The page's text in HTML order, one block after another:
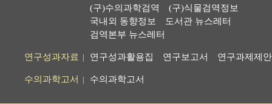
(구)수의과학검역
(구)식물검역정보
국내외 동향정보
도서관 뉴스레터
검역본부 뉴스레터
연구성과자료 연구성과활용집 연구보고서 연구과제제
수의과학고서 수의과학고서